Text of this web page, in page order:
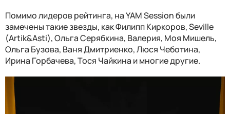
Помимо лидеров рейтинга, на YAM Session были
замечены такие звезды, как Филипп Киркоров, Seville
(Artik&Asti), Ольга Серябкина, Валерия, Моя Мишель,
Ольга Бузова, Ваня Дмитриенко, Люся Чеботина,
Ирина Горбачева, Тося Чайкина и многие другие.